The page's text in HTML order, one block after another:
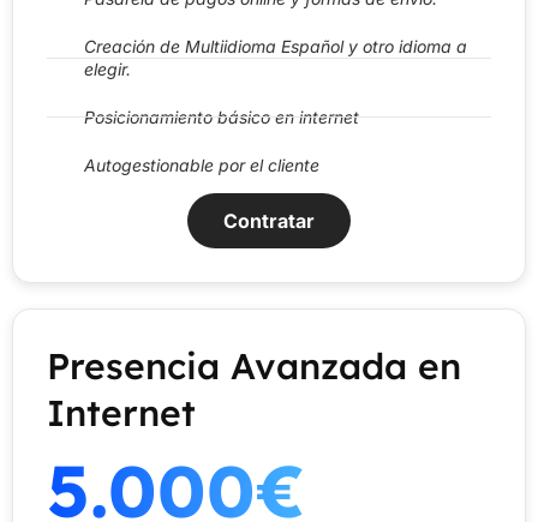
Creación de Multiidioma Español y otro idioma a
elegir.
Posicionamiento básico en internet
Autogestionable por el cliente
Contratar
Presencia Avanzada en
Internet
5.000€